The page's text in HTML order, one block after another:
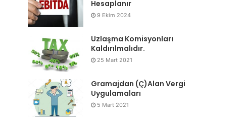
Hesaplanır
9 Ekim 2024
Uzlaşma Komisyonları
Kaldırılmalıdır.
25 Mart 2021
Gramajdan (Ç)Alan Vergi
Uygulamaları
5 Mart 2021